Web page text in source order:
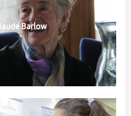
Barlow